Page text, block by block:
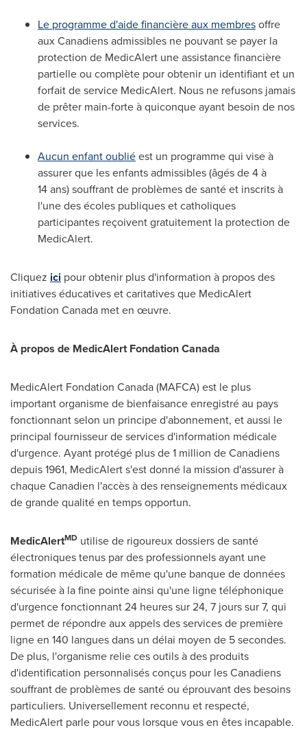
Le programme d'aide financière aux membresoffre
aux Canadiens admissibles ne pouvant se payer la
protection de MedicAlert une assistance financière
partielle ou complète pour obtenir un identifiant et un
forfait de service MedicAlert. Nous ne refusons jamais
de prêter main-forte à quiconque ayant besoin de nos
services.
Aucun enfant oubliéest un programme qui vise à
assurer que les enfants admissibles (âgés de 4 à
14 ans) souffrant de problèmes de santé et inscrits à
l'une des écoles publiques et catholiques
participantes reçoivent gratuitement la protection de
MedicAlert.
Cliquez ici pour obtenir plus d'information à propos des
initiatives éducatives et caritatives que MedicAlert
Fondation Canada met en œuvre.
À propos de MedicAlert Fondation Canada
MedicAlert Fondation Canada (MAFCA) est le plus
important organisme de bienfaisance enregistré au pays
fonctionnant selon un principe d'abonnement, et aussi le
principal fournisseur de services d'information médicale
d'urgence. Ayant protégé plus de 1 million de Canadiens
depuis 1961, MedicAlert s'est donné la mission d'assurer à
chaque Canadien l'accès à des renseignements médicaux
de grande qualité en temps opportun.
MedicAlertMD utilise de rigoureux dossiers de santé
électroniques tenus par des professionnels ayant une
formation médicale de même qu'une banque de données
sécurisée à la fine pointe ainsi qu'une ligne téléphonique
d'urgence fonctionnant 24 heures sur 24, 7 jours sur 7, qui
permet de répondre aux appels des services de première
ligne en 140 langues dans un délai moyen de 5 secondes.
De plus, l'organisme relie ces outils à des produits
d'identification personnalisés conçus pour les Canadiens
souffrant de problèmes de santé ou éprouvant des besoins
particuliers. Universellement reconnu et respecté,
MedicAlert parle pour vous lorsque vous en êtes incapable.